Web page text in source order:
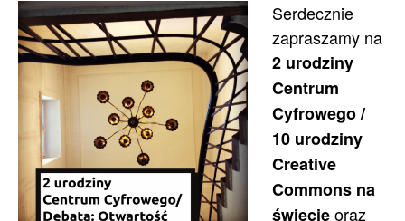
Serdecznie
zapraszamy na
2 urodziny
Centrum
Cyfrowego /
10 urodziny
Creative
Commons na
świecieoraz